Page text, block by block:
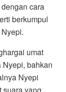
cara
berkumpul
umat
bahkan
Nyepi
suara yang